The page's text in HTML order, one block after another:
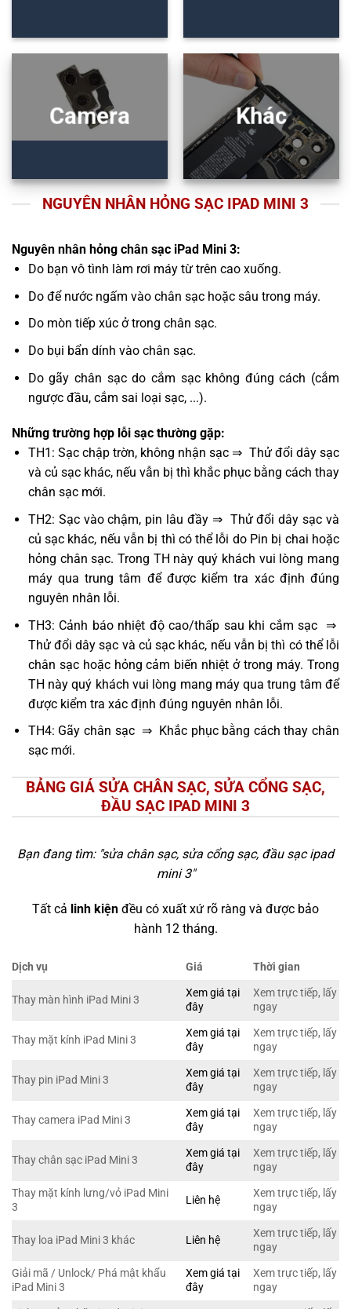
Camera Khác
NGUYÊN NHÂN HỎNG SẠC IPAD MINI 3
Nguyên nhân hỏng chân sạc iPad Mini 3:
Do bạn vô tình làm rơi máy từ trên cao xuống.
Do để nước ngấm vào chân sạc hoặc sâu trong máy.
Do mòn tiếp xúc ở trong chân sạc.
Do bụi bẩn dính vào chân sạc.
Do gãy chân sạc do cắm sạc không đúng cách (cắm
ngược đầu, cắm sai loại sạc, ...).
Những trường hợp lỗi sạc thường gặp:
TH1: Sạc chập trờn, không nhận sạc ⇒ Thử đổi dây sạc
và củ sạc khác, nếu vẫn bị thì khắc phục bằng cách thay
chân sạc mới.
TH2: Sạc vào chậm, pin lâu đầy ⇒ Thử đổi dây sạc và
củ sạc khác, nếu vẫn bị thì có thể lỗi do Pin bị chai hoặc
hỏng chân sạc. Trong TH này quý khách vui lòng mang
máy qua trung tâm để được kiểm tra xác định đúng
nguyên nhân lỗi.
TH3: Cảnh báo nhiệt độ cao/thấp sau khi cắm sạc ⇒
Thử đổi dây sạc và củ sạc khác, nếu vẫn bị thì có thể lỗi
chân sạc hoặc hỏng cảm biến nhiệt ở trong máy. Trong
TH này quý khách vui lòng mang máy qua trung tâm để
được kiểm tra xác định đúng nguyên nhân lỗi.
TH4: Gãy chân sạc ⇒ Khắc phục bằng cách thay chân
sạc mới.
BẢNG GIÁ SỬA CHÂN SẠC, SỬA CỔNG SẠC,
ĐẦU SẠC IPAD MINI 3
Bạn đang tìm: "sửa chân sạc, sửa cổng sạc, đầu sạc ipad
mini 3"
Tất cả linh kiện đều có xuất xứ rõ ràng và được bảo
hành 12 tháng.
Dịch vụ Giá Thời gian
Thay màn hình iPad Mini 3
Xem giá tại
đây
Xem trực tiếp, lấy
ngay
Thay mặt kính iPad Mini 3
Xem giá tại
đây
Xem trực tiếp, lấy
ngay
Thay pin iPad Mini 3
Xem giá tại
đây
Xem trực tiếp, lấy
ngay
Thay camera iPad Mini 3
Xem giá tại
đây
Xem trực tiếp, lấy
ngay
Thay chân sạc iPad Mini 3
Xem giá tại
đây
Xem trực tiếp, lấy
ngay
Thay mặt kính lưng/vỏ iPad Mini
3
Liên hệ
Xem trực tiếp, lấy
ngay
Thay loa iPad Mini 3 khác Liên hệ
Xem trực tiếp, lấy
ngay
Giải mã / Unlock/ Phá mật khẩu
iPad Mini 3
Xem giá tại
đây
Xem trực tiếp, lấy
ngay